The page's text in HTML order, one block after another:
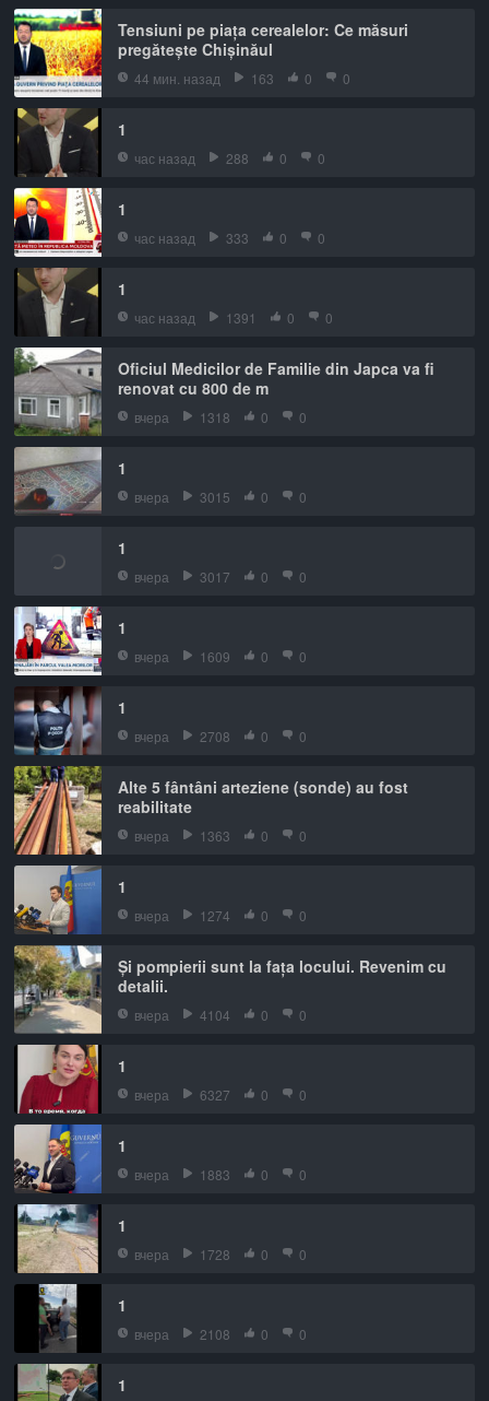
Tensiuni pe piața cerealelor: Ce măsuri
pregătește Chișinăul
44 мин. назад 163 0 0
1
час назад 288 0 0
1
час назад 333 0 0
1
час назад 1391 0 0
Oficiul Medicilor de Familie din Japca va fi
renovat cu 800 de m
вчера 1318 0 0
1
вчера 3015 0 0
1
вчера 3017 0 0
1
вчера 1609 0 0
1
вчера 2708 0 0
Alte 5 fântâni arteziene (sonde) au fost
reabilitate
вчера 1363 0 0
1
вчера 1274 0 0
Și pompierii sunt la fața locului. Revenim cu
detalii.
вчера 4104 0 0
1
вчера 6327 0 0
1
вчера 1883 0 0
1
вчера 1728 0 0
1
вчера 2108 0 0
1